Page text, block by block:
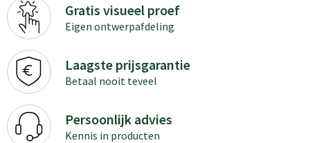
Gratis visueel proef
Eigen ontwerpafdeling
Laagste prijsgarantie
Betaal nooit teveel
Persoonlijk advies
Kennis in producten